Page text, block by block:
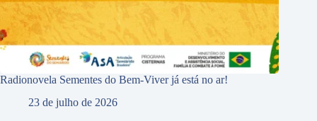
Radionovela Sementes do Bem-Viver já está no ar!
23 de julho de 2026